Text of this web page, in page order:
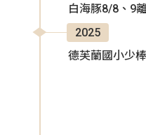
白海豚8/8、9
2025
德芙蘭國小少